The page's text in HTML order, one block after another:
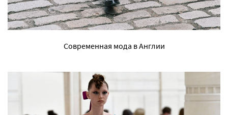
Современная мода в Англии